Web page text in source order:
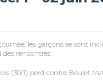
les garçons se sont
des rencontres :
(30/1) perd contre Boulet